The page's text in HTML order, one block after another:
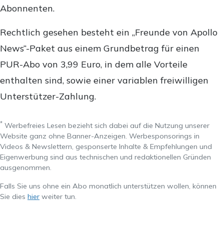
Abonnenten.
Rechtlich gesehen besteht ein „Freunde von Apollo
News“-Paket aus einem Grundbetrag für einen
PUR-Abo von 3,99 Euro, in dem alle Vorteile
enthalten sind, sowie einer variablen freiwilligen
Unterstützer-Zahlung.
* Werbefreies Lesen bezieht sich dabei auf die Nutzung unserer
Website ganz ohne Banner-Anzeigen. Werbesponsorings in
Videos & Newslettern, gesponserte Inhalte & Empfehlungen und
Eigenwerbung sind aus technischen und redaktionellen Gründen
ausgenommen.
Falls Sie uns ohne ein Abo monatlich unterstützen wollen, können
Sie dies hier weiter tun.